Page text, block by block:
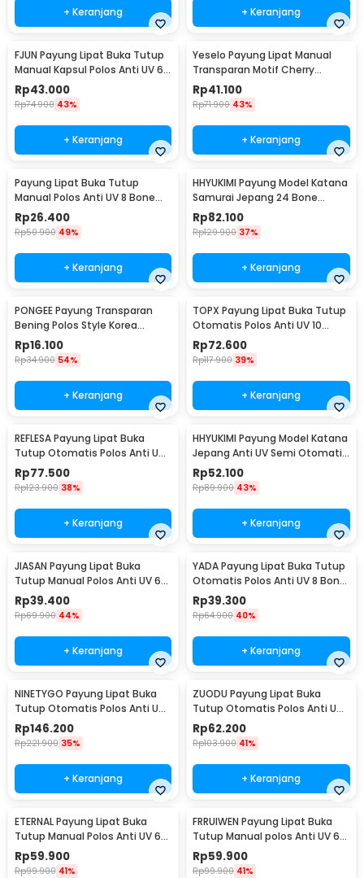
+ Keranjang + Keranjang
FJUN Payung Lipat Buka Tutup
Manual Kapsul Polos Anti UV 6
Bone 87cm - PAS341
Rp43.000
Rp74.900 43%
+ Keranjang
Yeselo Payung Lipat Manual
Transparan Motif Cherry
Blossom 8 Bone 95cm - E023
Rp41.100
Rp71.900 43%
+ Keranjang
Payung Lipat Buka Tutup
Manual Polos Anti UV 8 Bone
95cm - UM162
Rp26.400
Rp50.900 49%
+ Keranjang
HHYUKIMI Payung Model Katana
Samurai Jepang 24 Bone
105cm - B062
Rp82.100
Rp129.900 37%
+ Keranjang
PONGEE Payung Transparan
Bening Polos Style Korea
Jepang 8 Bone 90cm - P077
Rp16.100
Rp34.900 54%
+ Keranjang
TOPX Payung Lipat Buka Tutup
Otomatis Polos Anti UV 10
Bone 105cm - T1212
Rp72.600
Rp117.900 39%
+ Keranjang
REFLESA Payung Lipat Buka
Tutup Otomatis Polos Anti UV
10 Bone 105cm - MI7454
Rp77.500
Rp123.900 38%
+ Keranjang
HHYUKIMI Payung Model Katana
Jepang Anti UV Semi Otomatis
8 Bone 103cm - AA415
Rp52.100
Rp89.900 43%
+ Keranjang
JIASAN Payung Lipat Buka
Tutup Manual Polos Anti UV 6
Bone 90cm - A50
Rp39.400
Rp69.900 44%
+ Keranjang
YADA Payung Lipat Buka Tutup
Otomatis Polos Anti UV 8 Bone
96cm - YD98
Rp39.300
Rp64.900 40%
+ Keranjang
NINETYGO Payung Lipat Buka
Tutup Otomatis Polos Anti UV
8 Bone 108cm - 2008U
Rp146.200
Rp221.900 35%
+ Keranjang
ZUODU Payung Lipat Buka
Tutup Otomatis Polos Anti UV
10 Bone 105cm - ZPL2
Rp62.200
Rp103.900 41%
+ Keranjang
ETERNAL Payung Lipat Buka
Tutup Manual Polos Anti UV 6
Bone 50cm - E-50
Rp59.900
Rp99.900 41%
FRRUIWEN Payung Lipat Buka
Tutup Manual polos Anti UV 6
Bone 90cm - F-6
Rp59.900
Rp99.900 41%